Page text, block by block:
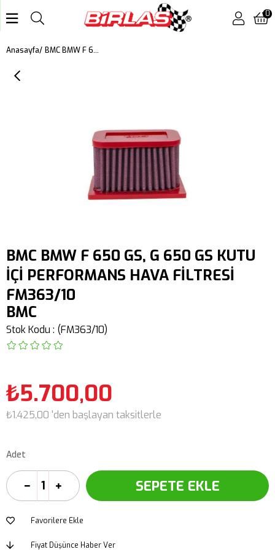
0
Anasayfa BMC BMW F 650 GS, G 650 GS KUTU İÇİ PERFORMANS HAVA FİLTRESİ FM363/10
BMC BMW F 650 GS, G 650 GS KUTU
İÇİ PERFORMANS HAVA FİLTRESİ
FM363/10
BMC
Stok Kodu (FM363/10)
₺5.700,00
₺1.425,00 'den başlayan taksitlerle
Adet
Favorilere Ekle
Fiyat Düşünce Haber Ver